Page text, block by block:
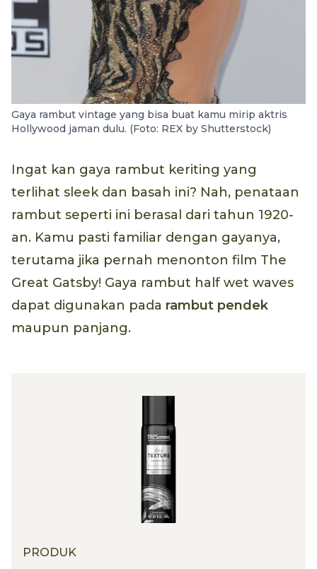
Gaya rambut vintage yang bisa buat kamu mirip aktris
Hollywood jaman dulu. (Foto: REX by Shutterstock)
Ingat kan gaya rambut keriting yang
terlihat sleek dan basah ini? Nah, penataan
rambut seperti ini berasal dari tahun 1920-
an. Kamu pasti familiar dengan gayanya,
terutama jika pernah menonton film The
Great Gatsby! Gaya rambut half wet waves
dapat digunakan pada rambut pendek
maupun panjang.
PRODUK